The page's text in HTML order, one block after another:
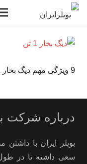
9 ویژگی مهم دیگ بخار 1 تن کارکرده
درباره شرکت
بویلر ایران با
سعی داشته تا در